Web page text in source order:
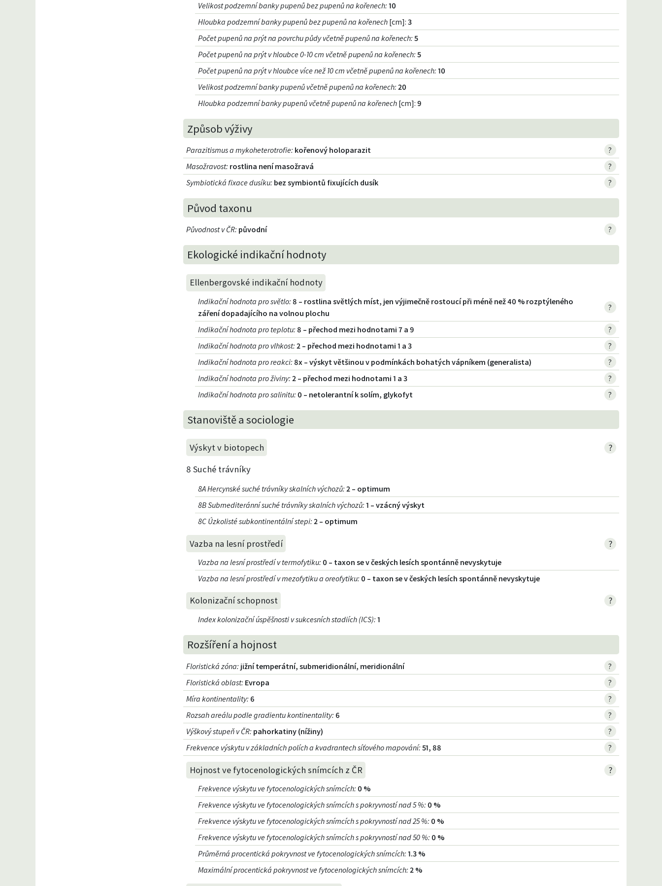
Velikost podzemní banky pupenů bez pupenů na kořenech: 10
Hloubka podzemní banky pupenů bez pupenů na kořenech [cm]: 3
Počet pupenů na prýt na povrchu půdy včetně pupenů na kořenech: 5
Počet pupenů na prýt v hloubce 0-10 cm včetně pupenů na kořenech: 5
Počet pupenů na prýt v hloubce více než 10 cm včetně pupenů na kořenech: 10
Velikost podzemní banky pupenů včetně pupenů na kořenech: 20
Hloubka podzemní banky pupenů včetně pupenů na kořenech [cm]: 9
Způsob výživy
Parazitismus a mykoheterotrofie: kořenový holoparazit
?
Masožravost: rostlina není masožravá
?
Symbiotická fixace dusíku: bez symbiontů fixujících dusík ?
Původ taxonu
Původnost v ČR: původní ?
Ekologické indikační hodnoty
Ellenbergovské indikační hodnoty
Indikační hodnota pro světlo: 8 – rostlina světlých míst, jen výjimečně rostoucí při méně než 40 % rozptýleného
záření dopadajícího na volnou plochu
?
Indikační hodnota pro teplotu: 8 – přechod mezi hodnotami 7 a 9
?
Indikační hodnota pro vlhkost: 2 – přechod mezi hodnotami 1 a 3
?
Indikační hodnota pro reakci: 8x – výskyt většinou v podmínkách bohatých vápníkem (generalista)
?
Indikační hodnota pro živiny: 2 – přechod mezi hodnotami 1 a 3
?
Indikační hodnota pro salinitu: 0 – netolerantní k solím, glykofyt ?
Stanoviště a sociologie
Výskyt v biotopech
?
8 Suché trávníky
8A Hercynské suché trávníky skalních výchozů: 2 – optimum
8B Submediteránní suché trávníky skalních výchozů: 1 – vzácný výskyt
8C Úzkolisté subkontinentální stepi: 2 – optimum
Vazba na lesní prostředí ?
Vazba na lesní prostředí v termofytiku: 0 – taxon se v českých lesích spontánně nevyskytuje
Vazba na lesní prostředí v mezofytiku a oreofytiku: 0 – taxon se v českých lesích spontánně nevyskytuje
Kolonizační schopnost ?
Index kolonizační úspěšnosti v sukcesních stadiích (ICS): 1
Rozšíření a hojnost
Floristická zóna: jižní temperátní, submeridionální, meridionální
?
Floristická oblast: Evropa
?
Míra kontinentality: 6
?
Rozsah areálu podle gradientu kontinentality: 6
?
Výškový stupeň v ČR: pahorkatiny (nížiny)
?
Frekvence výskytu v základních polích a kvadrantech síťového mapování: 51, 88 ?
Hojnost ve fytocenologických snímcích z ČR ?
Frekvence výskytu ve fytocenologických snímcích: 0 %
Frekvence výskytu ve fytocenologických snímcích s pokryvností nad 5 %: 0 %
Frekvence výskytu ve fytocenologických snímcích s pokryvností nad 25 %: 0 %
Frekvence výskytu ve fytocenologických snímcích s pokryvností nad 50 %: 0 %
Průměrná procentická pokryvnost ve fytocenologických snímcích: 1.3 %
Maximální procentická pokryvnost ve fytocenologických snímcích: 2 %